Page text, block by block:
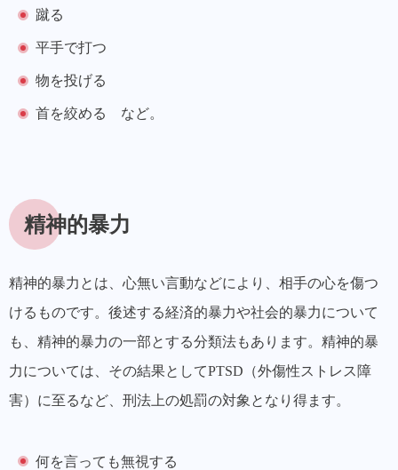
蹴る
平手で打つ
物を投げる
首を絞める など。
精神的暴力
精神的暴力とは、心無い言動などにより、相手の心を傷つ
けるものです。 後述する経済的暴力や社会的暴力について
も、精神的暴力の一部とする分類法もあります。精神的暴
力については、その結果としてPTSD（外傷性ストレス障
害）に至るなど、刑法上の処罰の対象となり得ます。
何を言っても無視する